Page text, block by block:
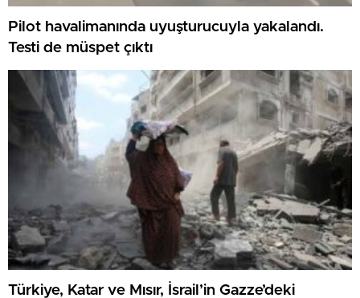
Pilot havalimanında uyuşturucuyla yakalandı.
Testi de müspet çıktı
Türkiye, Katar ve Mısır, İsrail’in Gazze’deki